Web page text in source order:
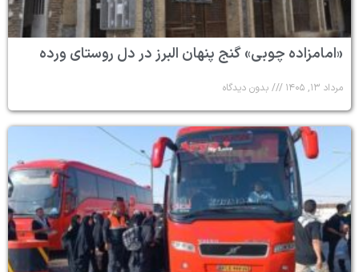
«امامزاده چوبی» گنج پنهان البرز در دل روستای ورده
مرداد ۱۳, ۱۴۰۵ بدون دیدگاه